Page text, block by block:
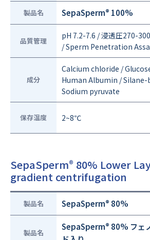
製品名 SepaSperm® 100%
品質管理
pH 7.2-7.6 / 浸透圧270-
/ Sperm Penetration
成分
Calcium chloride /
Human Albumin /
Sodium pyruvate
保存温度 2~8℃
SepaSperm® 80% Lower
gradient centrifugation
製品名 SepaSperm® 80%
製品名
SepaSperm® 80% フェ